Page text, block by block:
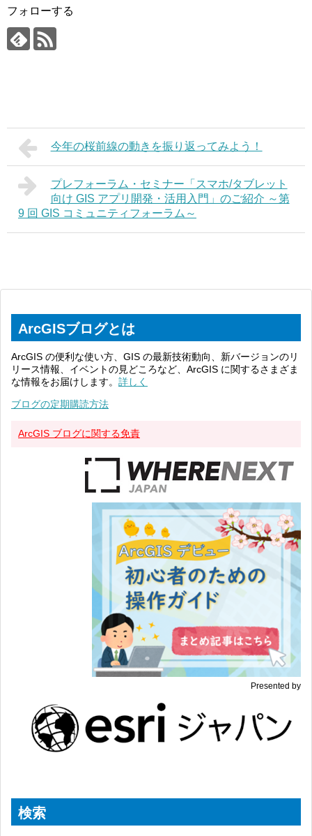
フォローする
今年の桜前線の動きを振り返ってみよう！
プレフォーラム・セミナー「スマホ/タブレット
向け GIS アプリ開発・活用入門」のご紹介 ～第
9 回 GIS コミュニティフォーラム～
ArcGISブログとは
ArcGIS の便利な使い方、GIS の最新技術動向、新バージョンのリ
リース情報、イベントの見どころなど、ArcGIS に関するさまざま
な情報をお届けします。 詳しく
ブログの定期購読方法
ArcGIS ブログに関する免責
Presented by
検索